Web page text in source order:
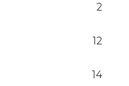
2
12
14